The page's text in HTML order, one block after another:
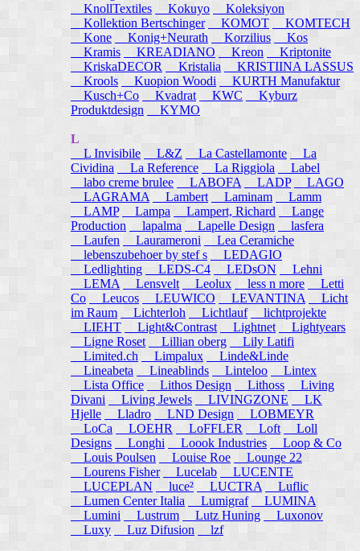
KnollTextiles
Kokuyo
Koleksiyon
Kollektion Bertschinger KOMOT
KOMTECH
Kone
Konig+Neurath Korzilius
Kos
Kramis
KREADIANO Kreon
Kriptonite
KriskaDECOR
Kristalia
KRISTIINA LASSUS
Krools
Kuopion Woodi
KURTH Manufaktur
Kusch+Co
Kvadrat KWC
Kyburz
Produktdesign
KYMO
L
L Invisibile
L&Z La Castellamonte
La
Cividina
La Reference La Riggiola
Label
labo creme brulee
LABOFA LADP
LAGO
LAGRAMA
Lambert Laminam
Lamm
LAMP
Lampa Lampert, Richard
Lange
Production
lapalma Lapelle Design
lasfera
Laufen
Laurameroni
Lea Ceramiche
lebenszubehoer by stef s
LEDAGIO
Ledlighting
LEDS-C4 LEDsON
Lehni
LEMA
Lensvelt Leolux less n more
Letti
Co
Leucos LEUWICO LEVANTINA
Licht
im Raum
Lichterloh Lichtlauf lichtprojekte
LIEHT
Light&Contrast Lightnet
Lightyears
Ligne Roset
Lillian oberg
Lily Latifi
Limited.ch
Limpalux
Linde&Linde
Lineabeta
Lineablinds Linteloo
Lintex
Lista Office Lithos Design Lithoss
Living
Divani
Living Jewels LIVINGZONE
LK
Hjelle
Lladro LND Design
LOBMEYR
LoCa
LOEHR LoFFLER Loft
Loll
Designs
Longhi Loook Industries
Loop & Co
Louis Poulsen
Louise Roe
Lounge 22
Lourens Fisher
Lucelab
LUCENTE
LUCEPLAN
luce² LUCTRA
Luflic
Lumen Center Italia
Lumigraf
LUMINA
Lumini
Lustrum Lutz Huning
Luxonov
Luxy
Luz Difusion lzf